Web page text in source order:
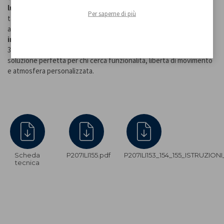
luce calda, fredda o naturale
tasto
si regola facilmente l’intensità luminosa
all’ambiente e al momento della giornata. Grazie alla
integrata ad alta capacità
36 ore a intensità minima). Ricaricabile via
soluzione perfetta per chi cerca funzionalità, libertà di movimento
e atmosfera personalizzata.
Scheda
tecnica
P207ILI155.pdf
Per saperne di più